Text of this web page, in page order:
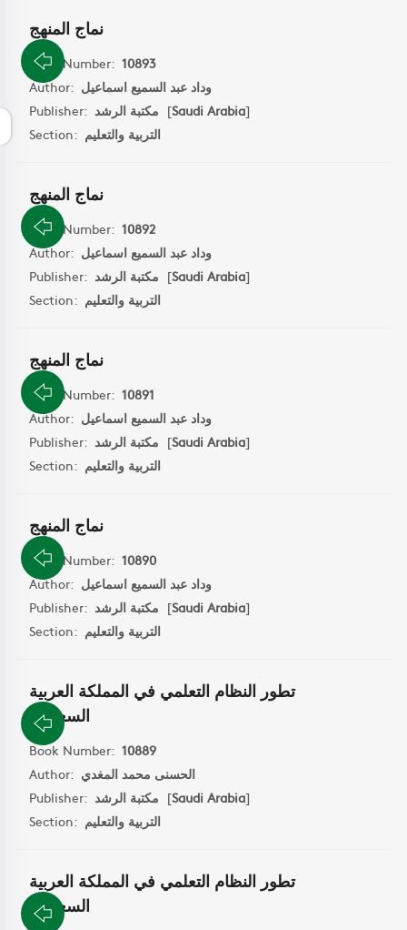
نماج المنهج
Book Number: 10893
Author: وداد عبد السميع اسماعيل
Publisher: مكتبة الرشد [Saudi Arabia]
Section: التربية والتعليم
نماج المنهج
Book Number: 10892
Author: وداد عبد السميع اسماعيل
Publisher: مكتبة الرشد [Saudi Arabia]
Section: التربية والتعليم
نماج المنهج
Book Number: 10891
Author: وداد عبد السميع اسماعيل
Publisher: مكتبة الرشد [Saudi Arabia]
Section: التربية والتعليم
نماج المنهج
Book Number: 10890
Author: وداد عبد السميع اسماعيل
Publisher: مكتبة الرشد [Saudi Arabia]
Section: التربية والتعليم
تطور النظام التعلمي في المملكة العربية
السعودية
Book Number: 10889
Author: الحسنى محمد المغدي
Publisher: مكتبة الرشد [Saudi Arabia]
Section: التربية والتعليم
تطور النظام التعلمي في المملكة العربية
السعودية